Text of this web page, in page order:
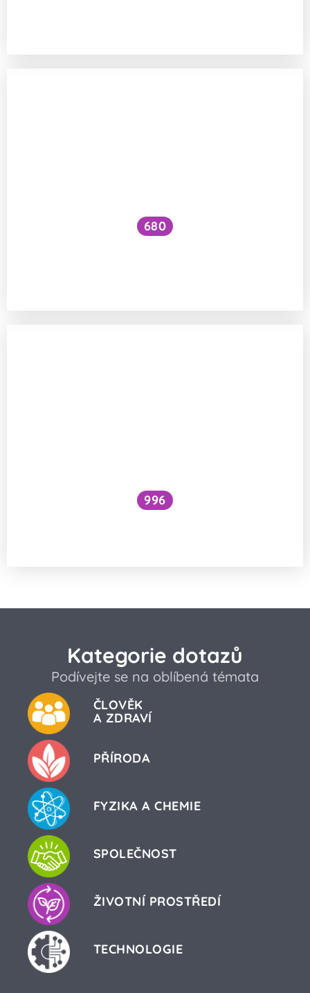
680
996
Kategorie dotazů
Podívejte se na oblíbená témata
ČLOVĚK
A ZDRAVÍ
PŘÍRODA
FYZIKA A CHEMIE
SPOLEČNOST
ŽIVOTNÍ PROSTŘEDÍ
TECHNOLOGIE